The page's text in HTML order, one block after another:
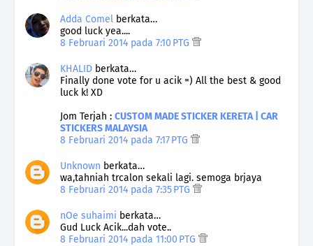
Adda Comel berkata…
good luck yea....
8 Februari 2014 pada 7:10 PTG
KHALID berkata…
Finally done vote for u acik =) All the best & good
luck k! XD
Jom Terjah : CUSTOM MADE STICKER KERETA | CAR
STICKERS MALAYSIA
8 Februari 2014 pada 7:17 PTG
Unknown berkata…
wa,tahniah trcalon sekali lagi. semoga brjaya
8 Februari 2014 pada 7:35 PTG
nOe suhaimi berkata…
Gud Luck Acik...dah vote..
8 Februari 2014 pada 11:00 PTG